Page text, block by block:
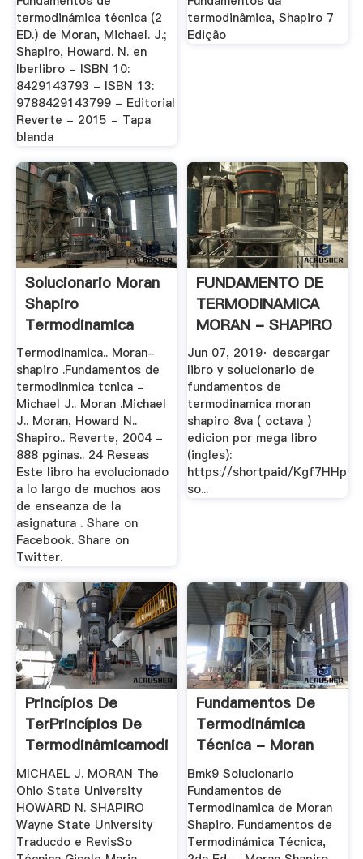
termodinámica técnica (2
ED.) de Moran, Michael. J.;
Shapiro, Howard. N. en
Iberlibro - ISBN 10:
8429143793 - ISBN 13:
9788429143799 - Editorial
Reverte - 2015 - Tapa
blanda
termodinâmica, Shapiro 7
Edição
Solucionario Moran
Shapiro
Termodinamica
Tecnica19
Termodinamica.. Moran-
shapiro .Fundamentos de
termodinmica tcnica -
Michael J.. Moran .Michael
J.. Moran, Howard N..
Shapiro.. Reverte, 2004 -
888 pginas.. 24 Reseas
Este libro ha evolucionado
a lo largo de muchos aos
de enseanza de la
asignatura . Share on
Facebook. Share on
Twitter.
FUNDAMENTO DE
TERMODINAMICA
MORAN - SHAPIRO
.
Jun 07, 2019· descargar
libro y solucionario de
fundamentos de
termodinamica moran
shapiro 8va ( octava )
edicion por mega libro
(ingles):
https://shortpaid/Kgf7HHp
so...
Princípios De
TerPrincípios De
Termodinâmicamodinâmica
...
MICHAEL J. MORAN The
Ohio State University
HOWARD N. SHAPIRO
Wayne State University
Traducdo e RevisSo
Fundamentos De
Termodinámica
Técnica - Moran
Shapiro
Bmk9 Solucionario
Fundamentos de
Termodinamica de Moran
Shapiro. Fundamentos de
Termodinámica Técnica,